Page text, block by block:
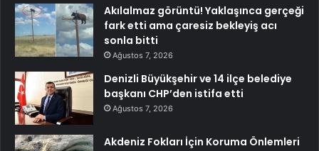
Akılalmaz görüntü! Yaklaşınca gerçeği
fark etti ama çaresiz bekleyiş acı
sonla bitti
Ağustos 7, 2026
Denizli Büyükşehir ve 14 ilçe belediye
başkanı CHP’den istifa etti
Ağustos 7, 2026
Akdeniz Fokları İçin Koruma Önlemleri